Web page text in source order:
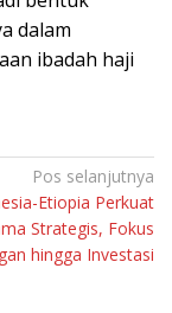
dаlаm
ibadah hаjі
Pos selanjutnya
Etiopia Perkuat
Strategis, Fokus
hingga Investasi